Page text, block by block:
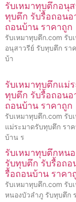
รับเหมาทุบตึกอนุ
ทุบตึก รับรื้อถอนอ
ถอนบ้าน ราคาถูก
รับเหมาทุบตึก.com รับ
อนุสาวรีย์ รับทุบตึก รา
บ้า
รับเหมาทุบตึกแม่
ทุบตึก รับรื้อถอนอ
ถอนบ้าน ราคาถูก
รับเหมาทุบตึก.com รับ
แม่ระมาดรับทุบตึก รา
บ้าน ร
รับเหมาทุบตึกหน
รับทุบตึก รับรื้อถอ
รื้อถอนบ้าน ราคา
รับเหมาทุบตึก.com รับ
หนองบัวลำภู รับทุบตึก